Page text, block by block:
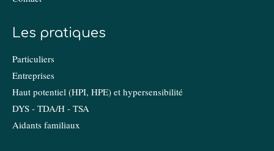
Les pratiques
Particuliers
Entreprises
Haut potentiel (HPI, HPE) et hypersensibilité
DYS - TDA/H - TSA
Aidants familiaux